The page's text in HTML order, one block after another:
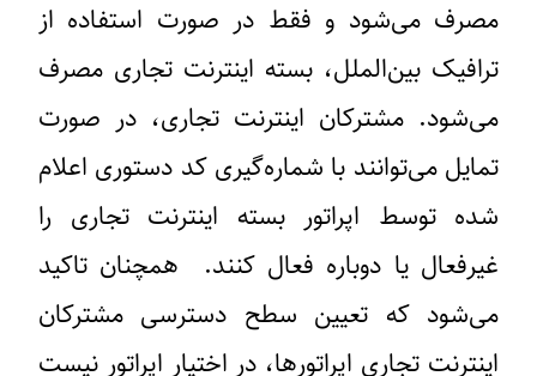
مصرف می‌شود و فقط در صورت استفاده از
ترافیک بین‌الملل، بسته اینترنت تجاری مصرف
می‌شود. مشترکان اینترنت تجاری، در صورت
تمایل می‌توانند با شماره‌گیری کد دستوری اعلام
شده توسط اپراتور بسته اینترنت تجاری را
غیرفعال یا دوباره فعال کنند. همچنان تاکید
می‌شود که تعیین سطح دسترسی مشترکان
اینترنت تجاری اپراتورها، در اختیار اپراتور نیست